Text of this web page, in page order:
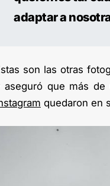
adaptar a
son las otras
aseguró que más
quedaron en